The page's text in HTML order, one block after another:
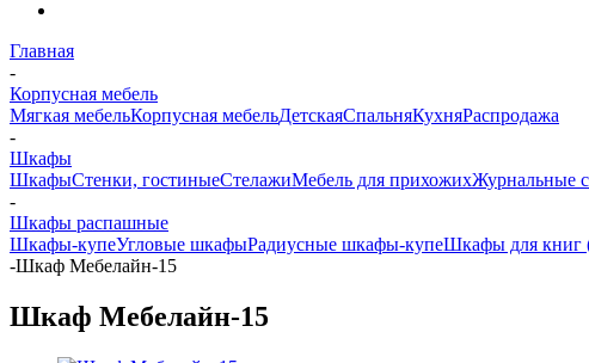
Главная
-
Корпусная мебель
Мягкая мебельКорпусная мебельДетскаяСпальняКухняРаспродажа
-
Шкафы
ШкафыСтенки, гостиныеСтелажиМебель для прихожихЖурнальные
-
Шкафы распашные
Шкафы-купеУгловые шкафыРадиусные шкафы-купеШкафы для книг
-Шкаф Мебелайн-15
Шкаф Мебелайн-15